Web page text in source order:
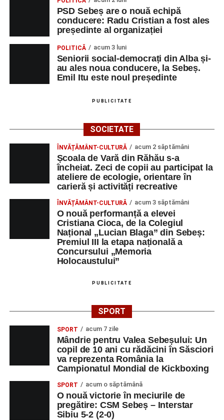
PSD Sebeș are o nouă echipă
conducere: Radu Cristian a fost ales
președinte al organizației
POLITICĂ acum 3 luni
Seniorii social-democrați din Alba și-
au ales noua conducere, la Sebeș.
Emil Itu este noul președinte
PUBLICITATE
SOCIETATE
ÎNVĂȚĂMÂNT-CULTURĂ acum 2 săptămâni
Școala de Vară din Răhău s-a
încheiat. Zeci de copii au participat la
ateliere de ecologie, orientare în
carieră și activități recreative
ÎNVĂȚĂMÂNT-CULTURĂ acum 3 săptămâni
O nouă performanță a elevei
Cristiana Cioca, de la Colegiul
Național „Lucian Blaga” din Sebeș:
Premiul III la etapa națională a
Concursului „Memoria
Holocaustului”
PUBLICITATE
SPORT
SPORT acum 7 zile
Mândrie pentru Valea Sebeșului: Un
copil de 10 ani cu rădăcini în Săsciori
va reprezenta România la
Campionatul Mondial de Kickboxing
SPORT acum o săptămână
O nouă victorie în meciurile de
pregătire: CSM Sebeș – Interstar
Sibiu 5-2 (2-0)